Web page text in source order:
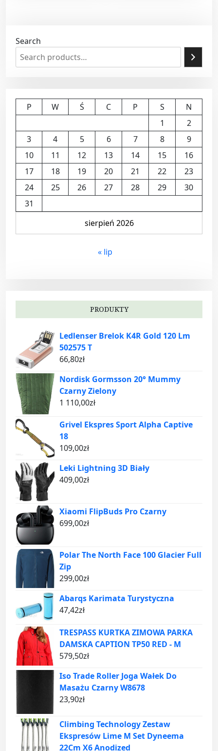
Search
sierpień 2026
P W Ś C P S
N
1
2
3
4 5 6 7 8
9
10
11 12 13 14 15
16
17
18 19 20 21 22
23
24
25 26 27 28 29
30
31
« lip
PRODUKTY
Ledlenser Brelok K4R Gold 120 Lm
502575 T
66,80zł
Nordisk Gormsson 20° Mummy
Czarny Zielony
1 110,00zł
Grivel Ekspres Sport Alpha Captive
18
109,00zł
Leki Lightning 3D Biały
409,00zł
Xiaomi FlipBuds Pro Czarny
699,00zł
Polar The North Face 100 Glacier Full
Zip
299,00zł
Abarqs Karimata Turystyczna
47,42zł
TRESPASS KURTKA ZIMOWA PARKA
DAMSKA CAPTION TP50 RED - M
579,50zł
Iso Trade Roller Joga Wałek Do
Masażu Czarny W8678
23,90zł
Climbing Technology Zestaw
Ekspresów Lime M Set Dyneema
22Cm X6 Anodized